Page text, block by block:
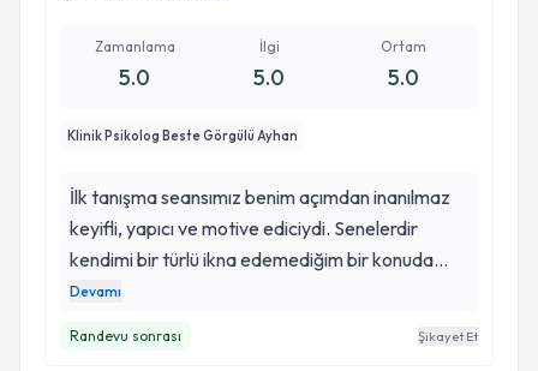
Zamanlama
5.0
İlgi
5.0
Ortam
5.0
Klinik Psikolog Beste Görgülü Ayhan
İlk tanışma seansımız benim açımdan inanılmaz
keyifli, yapıcı ve motive ediciydi. Senelerdir
kendimi bir türlü ikna edemediğim bir konuda
Beste Hanım sayesinde ilk adımı atmış oldum.
Devamı
Randevu sonrası Şikayet Et